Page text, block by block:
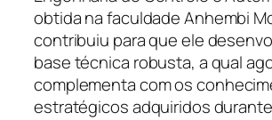
obtida na faculdade Anhembi
contribuiu para que ele
base técnica robusta, a qual
complementa com os
estratégicos adquiridos